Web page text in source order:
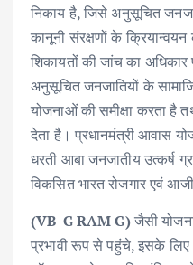
निकाय है, जिसे अनुसूचित
कानूनी संरक्षणों के
शिकायतों की जांच का अधिकार
अनुसूचित जनजातियों के
योजनाओं की समीक्षा करता है
देता है। प्रधानमंत्री आवास
धरती आबा जनजातीय उत्कर्ष
विकसित भारत रोजगार एवं
(VB-G RAM G)जैसी
प्रभावी रूप से पहुंचे, इसके लिए